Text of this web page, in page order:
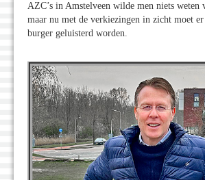
AZC’s in Amstelveen wilde men niets weten
maar nu met de verkiezingen in zicht moet er
burger geluisterd worden.